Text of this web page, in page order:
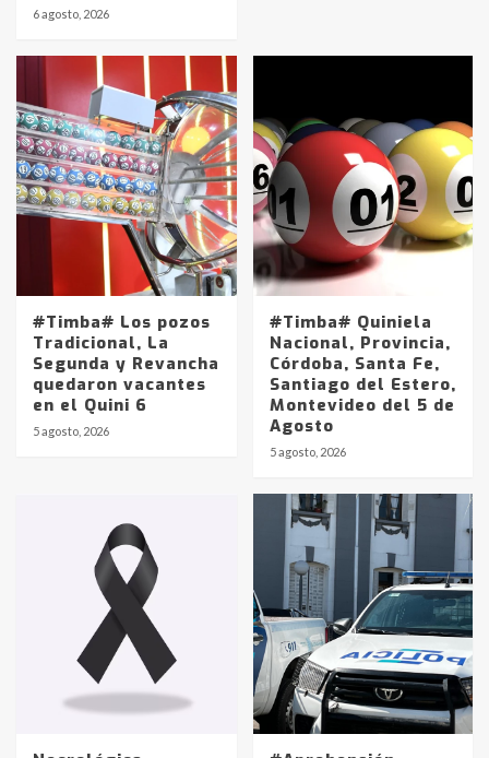
6 agosto, 2026
#Timba# Los pozos
Tradicional, La
Segunda y Revancha
quedaron vacantes
en el Quini 6
5 agosto, 2026
#Timba# Quiniela
Nacional, Provincia,
Córdoba, Santa Fe,
Santiago del Estero,
Montevideo del 5 de
Agosto
5 agosto, 2026
Identidad de los adolescentes
pampeanos que fueron
en la mañana del lunes
Accidente en Ruta 5: falleció un
joven de Trenque Lauquen
Los precios de los combustibles en
La Pampa, desde YPF hasta Axion
entre 857 a 1338 pesos